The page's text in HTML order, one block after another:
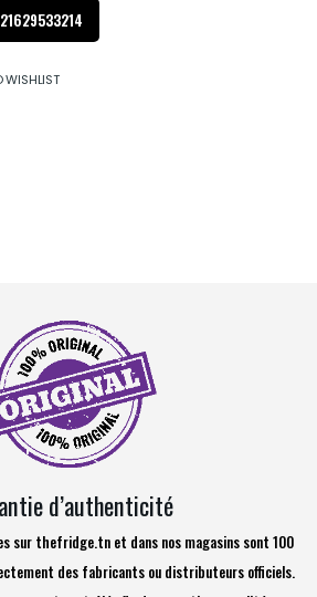
WISHLIST
d’authenticité
sur thefridge.tn et dans nos magasins sont 100
des fabricants ou distributeurs officiels.